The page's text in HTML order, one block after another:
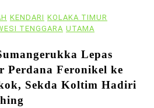
KENDARI KOLAKA TIMUR
TENGGARA UTAMA
Lepas
Perdana Feronikel ke
Sekda Koltim Hadiri